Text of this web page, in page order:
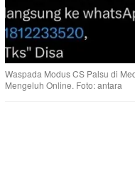
Waspada Modus CS Palsu di
Mengeluh Online. Foto: antara